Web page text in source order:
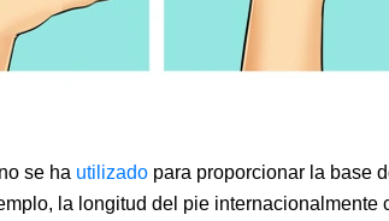
se ha utilizado para proporcionar la base
la longitud del pie internacionalmente